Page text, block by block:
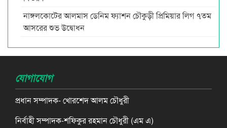
নাঙ্গলকোটের আলমাস ডেনিম ফ্যাশন চৌকুড়ী প্রিমিয়ার লিগ ৭তম
আসরের শুভ উদ্বোধন
যোগাযোগ
প্রধান সম্পাদক- খোরশেদ আলম চৌধুরী
নির্বাহী সম্পাদক-শফিকুর রহমান চৌধুরী (এম এ)